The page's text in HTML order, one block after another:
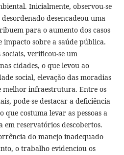
Inicialmente, observou-se
desencadeou uma
para o aumento dos casos
impacto sobre a saúde pública.
verificou-se um
cidades, o que levou ao
social, elevação das moradias
melhor infraestrutura. Entre os
pode-se destacar a deficiência
que costuma levar as pessoas a
em reservatórios descobertos.
do manejo inadequado
o trabalho evidenciou os